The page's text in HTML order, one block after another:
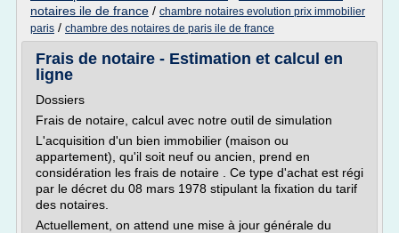
notaires ile de france / chambre notaires evolution prix immobilier
paris / chambre des notaires de paris ile de france
Frais de notaire - Estimation et calcul en
ligne
Dossiers
Frais de notaire, calcul avec notre outil de simulation
L'acquisition d'un bien immobilier (maison ou
appartement), qu'il soit neuf ou ancien, prend en
considération les frais de notaire . Ce type d'achat est régi
par le décret du 08 mars 1978 stipulant la fixation du tarif
des notaires.
Actuellement, on attend une mise à jour générale du